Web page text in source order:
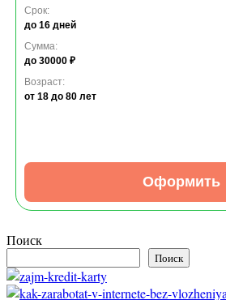
Срок:
до 16 дней
Сумма:
до 30000 ₽
Возраст:
от 18 до 80 лет
Оформить
Поиск
Поиск